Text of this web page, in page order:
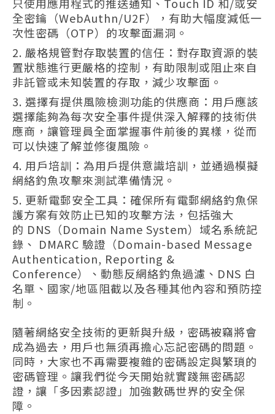
只使用應用程式的推送通知、Touch ID 和/或安
全密鑰（WebAuthn/U2F），有助大幅度減低一
次性密碼（OTP）的攻擊面漏洞。
嚴格規管對存取裝置的信任：對存取資源的裝
置狀態進行更嚴格的控制，有助限制或阻止來自
非託管或未知裝置的存取，減少攻擊面。
選擇有提供風險檢測功能的供應商：用戶應該
選擇能夠為每次安全事件提供深入解釋的技術供
應商，讓管理員全面掌握事件前後的異樣，從而
可以快速了解並修復風險。
用戶培訓：為用戶提供意識培訓，並通過模擬
網絡釣魚攻擊來測試準備情況。
更新電郵安全工具：確保所有電郵網絡釣魚保
護方案有效防止已知的攻擊方法，包括強大
的 DNS（Domain Name System）域名系統記
錄、 DMARC 驗證（Domain-based Message
Authentication, Reporting &
Conference）、動態反網絡釣魚過濾、DNS 白
名單、國家/地區阻截以及各種其他內容和預防控
制。
隨著網絡安全技術的更新與升級，密碼被竊將會
成為過去，用戶也無須再擔心忘記密碼的問題。
同時，大家也不再需要複雜的密碼設定與繁瑣的
密碼管理。讓我們從今天開始就實踐無密碼認
證，讓「多因素認證」加強數碼世界的安全保
障。